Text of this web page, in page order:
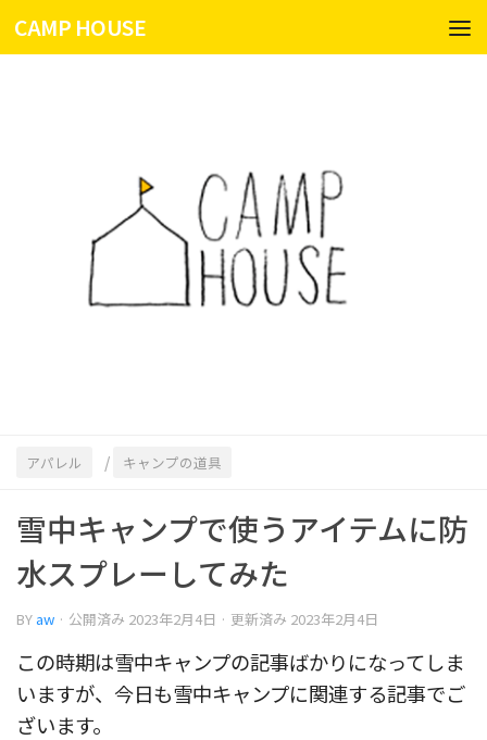
コンテンツへスキップ
CAMP HOUSE
アパレル / キャンプの道具
雪中キャンプで使うアイテムに防
水スプレーしてみた
BY aw · 公開済み 2023年2月4日 · 更新済み 2023年2月4日
この時期は雪中キャンプの記事ばかりになってしま
いますが、今日も雪中キャンプに関連する記事でご
ざいます。